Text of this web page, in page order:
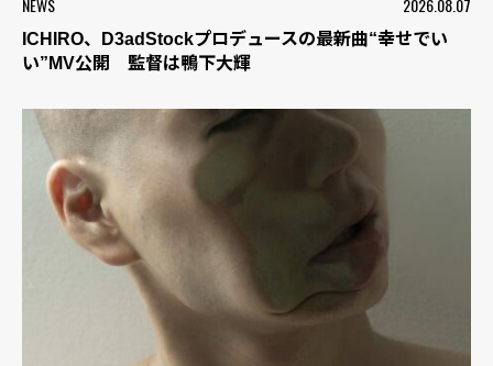
NEWS 2026.08.07
ICHIRO、D3adStockプロデュースの最新曲“幸せでい
い”MV公開 監督は鴨下大輝